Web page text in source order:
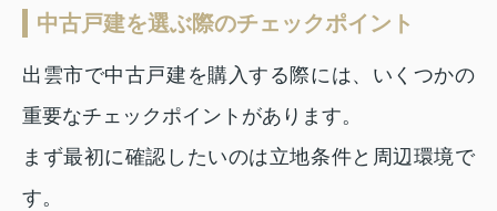
中古戸建を選ぶ際のチェックポイント
出雲市で中古戸建を購入する際には、いくつかの
重要なチェックポイントがあります。
まず最初に確認したいのは立地条件と周辺環境で
す。